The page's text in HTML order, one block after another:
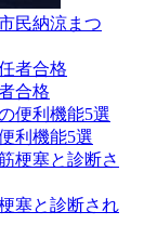
民納涼まつ
合格
利機能5選
塞と診断され